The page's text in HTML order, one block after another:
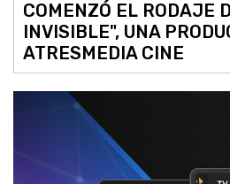
COMENZÓ EL RODAJE
INVISIBLE", UNA
ATRESMEDIA CINE